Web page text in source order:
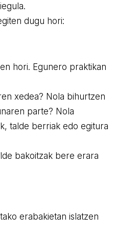
dugu hori:
hori. Egunero praktikan
xedea? Nola bihurtzen
parte? Nola
talde berriak edo egitura
bakoitzak bere erara
erabakietan islatzen